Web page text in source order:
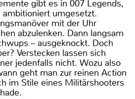
gibt es in 007 Legends,
umgesetzt.
mit der Uhr
abzulenken. Dann langsam
– ausgeknockt. Doch
Verstecken lassen sich
jedenfalls nicht. Wozu also
geht man zur reinen Action
im Stile eines Militärshooters